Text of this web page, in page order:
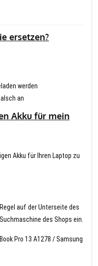
ersetzen?
werden
an
Akku für mein
Akku für Ihren Laptop zu
auf der Unterseite des
des Shops ein.
Pro 13 A1278 / Samsung